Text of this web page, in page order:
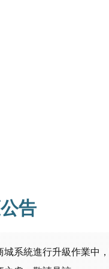
告
城系統進行升級作業中